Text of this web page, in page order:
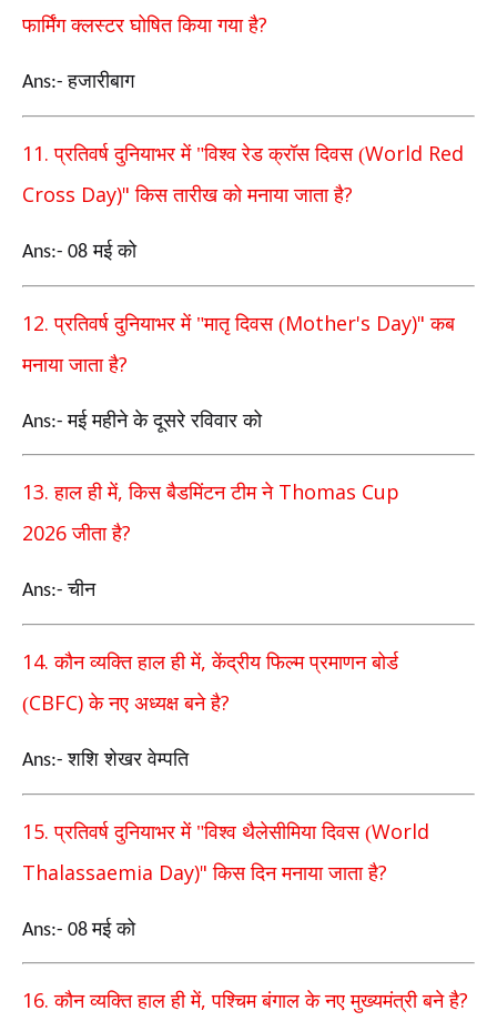
फार्मिंग क्लस्टर घोषित किया गया है?
Ans:-हजारीबाग
11.प्रतिवर्ष दुनियाभर में "विश्व रेड क्रॉस दिवस (World Red
Cross Day)"किस तारीख को मनाया जाता है?
Ans:- 08 मई को
12.प्रतिवर्ष दुनियाभर में "मातृ दिवस (Mother's Day)"कब
मनाया जाता है?
Ans:-मई महीने के दूसरे रविवार को
13.हाल ही में,किस बैडमिंटन टीम ने Thomas Cup
2026 जीता है?
Ans:-चीन
14.कौन व्यक्ति हाल ही में,केंद्रीय फिल्म प्रमाणन बोर्ड
(CBFC)के नए अध्यक्ष बने है?
Ans:-शशि शेखर वेम्पति
15.प्रतिवर्ष दुनियाभर में "विश्व थैलेसीमिया दिवस (World
Thalassaemia Day)"किस दिन मनाया जाता है?
Ans:- 08मई को
16.कौन व्यक्ति हाल ही में,पश्चिम बंगाल के नए मुख्यमंत्री बने है?